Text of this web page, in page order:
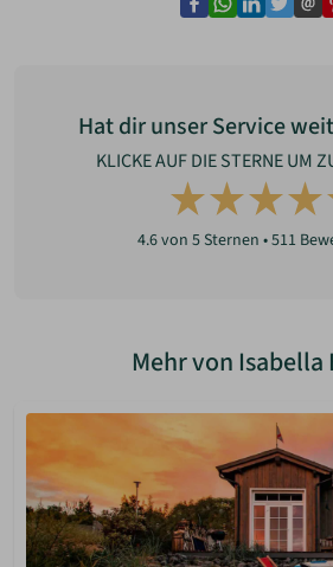
facebook
whatsapp
linkedin
twitter
Hat dir unser Service
KLICKE AUF DIE STERNE UM
4.6von 5 Sternen •511
Mehr von Isabella